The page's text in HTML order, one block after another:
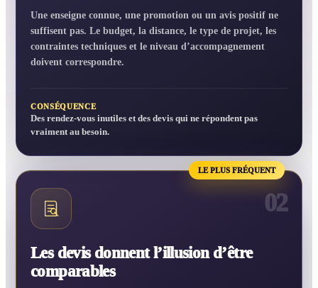
Une enseigne connue, une promotion ou un avis positif ne
suffisent pas. Le budget, la distance, le type de projet, les
contraintes techniques et le niveau d’accompagnement
doivent correspondre.
CONSÉQUENCE
Des rendez-vous inutiles et des devis qui ne répondent pas
vraiment au besoin.
LE PLUS FRÉQUENT
02
Les devis donnent l’illusion d’être
comparables